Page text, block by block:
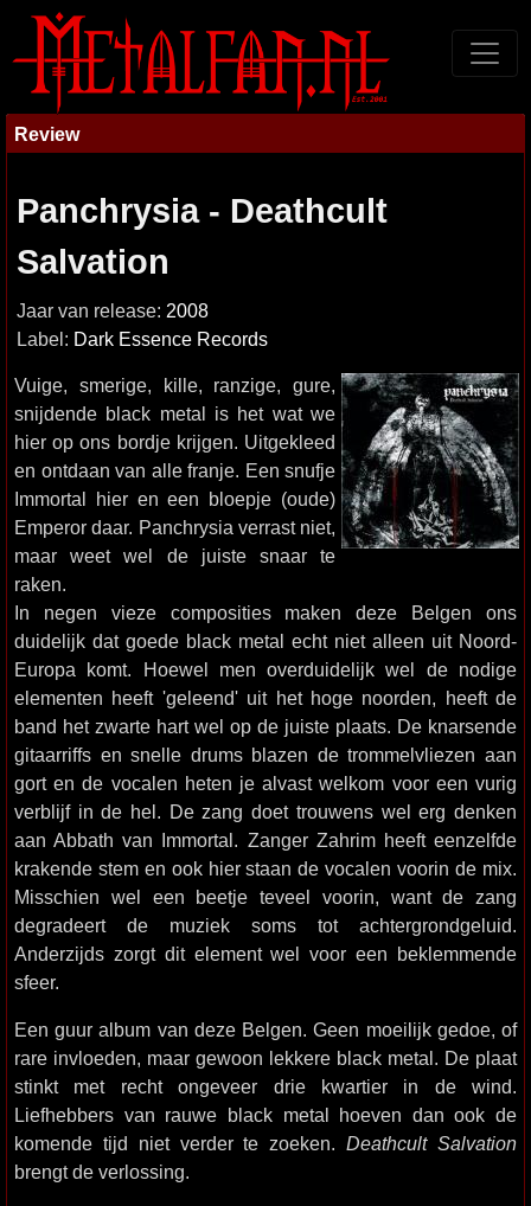
Review
Panchrysia - Deathcult
Salvation
Jaar van release: 2008
Label: Dark Essence Records
Vuige, smerige, kille, ranzige, gure,
snijdende black metal is het wat we
hier op ons bordje krijgen. Uitgekleed
en ontdaan van alle franje. Een snufje
Immortal hier en een bloepje (oude)
Emperor daar. Panchrysia verrast niet,
maar weet wel de juiste snaar te
raken.
In negen vieze composities maken deze Belgen ons
duidelijk dat goede black metal echt niet alleen uit Noord-
Europa komt. Hoewel men overduidelijk wel de nodige
elementen heeft 'geleend' uit het hoge noorden, heeft de
band het zwarte hart wel op de juiste plaats. De knarsende
gitaarriffs en snelle drums blazen de trommelvliezen aan
gort en de vocalen heten je alvast welkom voor een vurig
verblijf in de hel. De zang doet trouwens wel erg denken
aan Abbath van Immortal. Zanger Zahrim heeft eenzelfde
krakende stem en ook hier staan de vocalen voorin de mix.
Misschien wel een beetje teveel voorin, want de zang
degradeert de muziek soms tot achtergrondgeluid.
Anderzijds zorgt dit element wel voor een beklemmende
sfeer.
Een guur album van deze Belgen. Geen moeilijk gedoe, of
rare invloeden, maar gewoon lekkere black metal. De plaat
stinkt met recht ongeveer drie kwartier in de wind.
Liefhebbers van rauwe black metal hoeven dan ook de
komende tijd niet verder te zoeken.Deathcult Salvation
brengt de verlossing.